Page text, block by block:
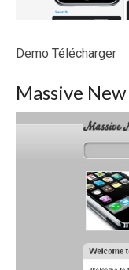
Demo Télécharger
Massive